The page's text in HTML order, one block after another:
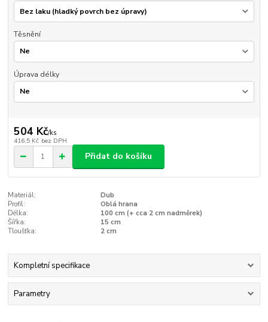
Těsnění
Úprava délky
504 Kč/ks
416,5 Kč bez DPH
Přidat do košíku
Materiál:
Dub
Profil:
Oblá hrana
Délka:
100 cm (+ cca 2 cm nadměrek)
Šířka:
15 cm
Tloušťka:
2 cm
Kompletní specifikace
Parametry